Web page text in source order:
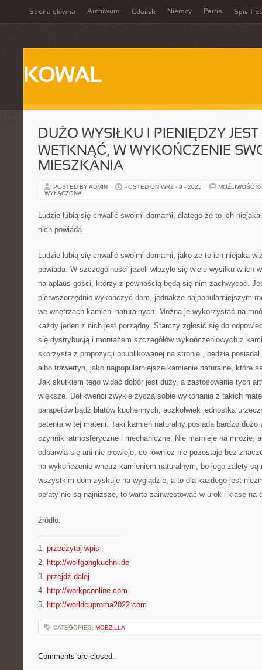
Strona główna Archiwum Gdańsk Niemcy Partia Spis
KOWAL
DUŻO WYSIŁKU I PIENIĘDZY
WETKNĄĆ, W WYKOŃCZENIE
MIESZKANIA
POSTED BY ADMIN POSTED ON WRZ - 9 - 2025
MOŻLIWOŚĆ
WYŁĄCZONA
Ludzie lubią się chwalić swoimi domami, dlatego że to ich
nich powiada
Ludzie lubią się chwalić swoimi domami, jako że to ich niejaka
powiada. W szczególności jeżeli włożyło się wiele wysiłku w ich
na aplaus gości, którzy z pewnością będą się nim zachwycać.
pierwszorzędnie wykończyć dom, jednakże najpopularniejszym
we wnętrzach kamieni naturalnych. Można je wykorzystać na
każdy jeden z nich jest porządny. Starczy zgłosić się do
się dystrybucją i montażem szczegółów wykończeniowych z
skorzysta z propozycji opublikowanej na stronie , będzie
albo trawertyn, jako najpopularniejsze kamienie naturalne, które
Jak skutkiem tego widać dobór jest duży, a zastosowanie tych
większe. Delikwenci zwykle życzą sobie wykonania z takich
parapetów bądź blatów kuchennych, aczkolwiek jednostka
petenta w tej materii. Taki kamień naturalny posiada bardzo dużo
czynniki atmosferyczne i mechaniczne. Nie marnieje na mrozie,
odbarwia się ani nie płowieje, co również nie pozostaje bez
na wykończenie wnętrz kamieniem naturalnym, bo jego zalety są
wszystkim dom zyskuje na wyglądzie, a to dla każdego jest
opłaty nie są najniższe, to warto zainwestować w urok i klasę na
źródło:
———————————
1. przeczytaj wpis
2. http://wolfgangkuehnl.de
3. przejdź dalej
4. http://workpconline.com
5. http://worldcuproma2022.com
CATEGORIES: MOBZILLA
Comments are closed.